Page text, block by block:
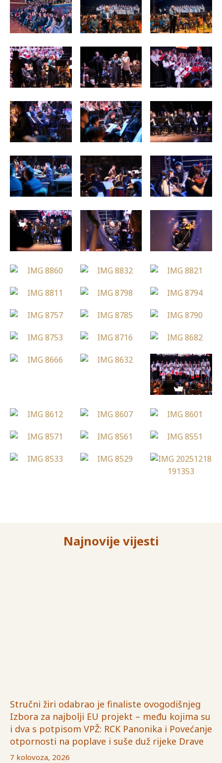
Najnovije vijesti
Stručni žiri odabrao je finaliste ovogodišnjeg
Izbora za najbolji EU projekt – među kojima su
i dva s potpisom VPŽ: RCK Panonika i Povećanje
otpornosti na poplave i suše duž rijeke Drave
7 kolovoza, 2026